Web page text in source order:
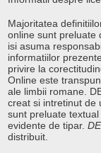
Majoritatea
online sunt preluate
isi asuma
informatiilor
privire la
Online este
ale limbii romane.
creat si intretinut de
sunt preluate
evidente de tipar.
distribuit.